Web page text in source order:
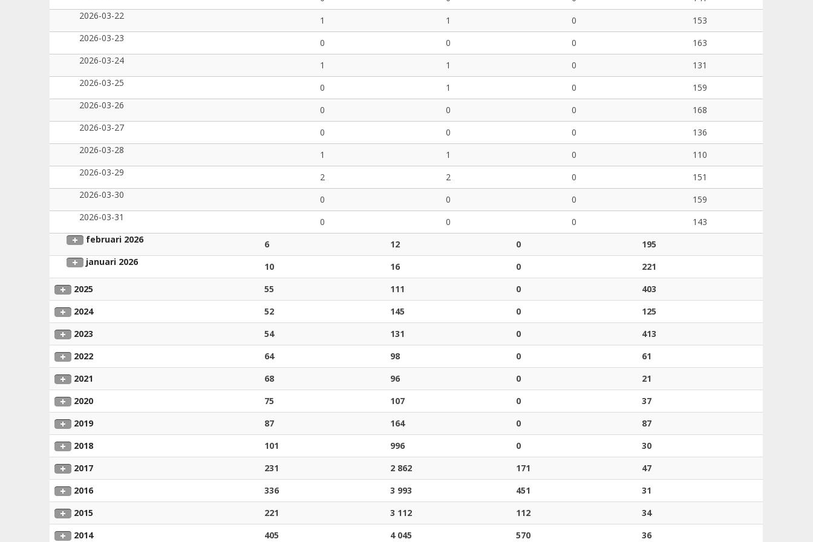
2026-03-22
1 1 0
153
2026-03-23
0 0 0
163
2026-03-24
1 1 0
131
2026-03-25
0 1 0
159
2026-03-26
0 0 0
168
2026-03-27
0 0 0
136
2026-03-28
1 1 0
110
2026-03-29
2 2 0
151
2026-03-30
0 0 0
159
2026-03-31
0 0 0
143
februari 2026
6 12 0
195
januari 2026
10 16 0
221
2025
55 111 0
403
2024
52 145 0
125
2023
54 131 0
413
2022
64 98 0
61
2021
68 96 0
21
2020
75 107 0
37
2019
87 164 0
87
2018
101 996 0
30
2017
231 2 862 171
47
2016
336 3 993 451
31
2015
221 3 112 112
34
2014
405 4 045 570 36